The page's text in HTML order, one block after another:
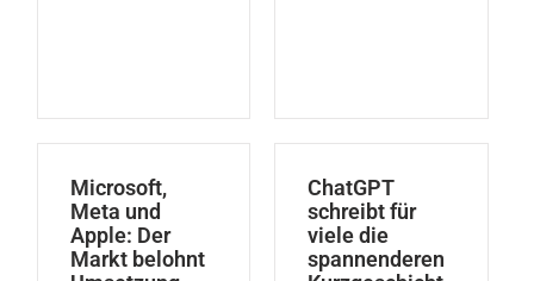
Microsoft,
Meta und
Apple: Der
Markt belohnt
ChatGPT
schreibt für
viele die
spannenderen